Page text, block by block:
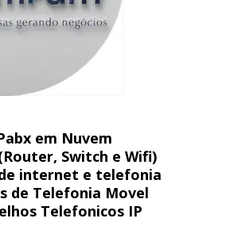
em Nuvem
Switch e Wifi)
internet e telefonia
de Telefonia Movel
Telefonicos IP